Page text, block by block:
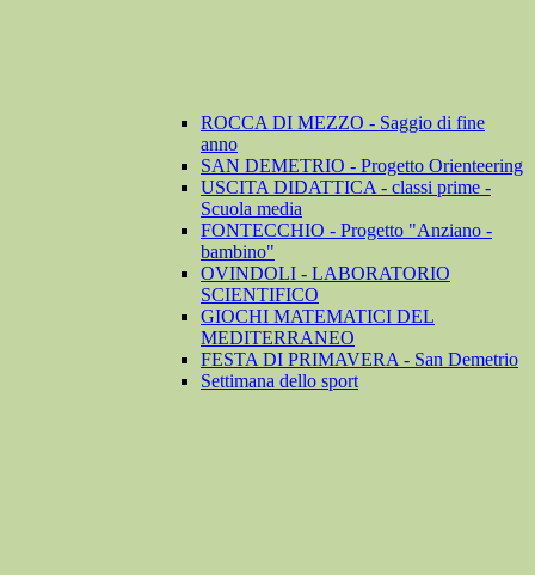
ROCCA DI MEZZO - Saggio di fine
anno
SAN DEMETRIO - Progetto Orienteering
USCITA DIDATTICA - classi prime -
Scuola media
FONTECCHIO - Progetto "Anziano -
bambino"
OVINDOLI - LABORATORIO
SCIENTIFICO
GIOCHI MATEMATICI DEL
MEDITERRANEO
FESTA DI PRIMAVERA - San Demetrio
Settimana dello sport